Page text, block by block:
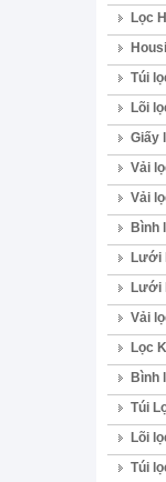
Lọc
Túi
Lõi
Giấy
Vải
Vải
Bình
Lưới
Lưới
Vải
Lọc
Bình
Túi
Lõi
Túi